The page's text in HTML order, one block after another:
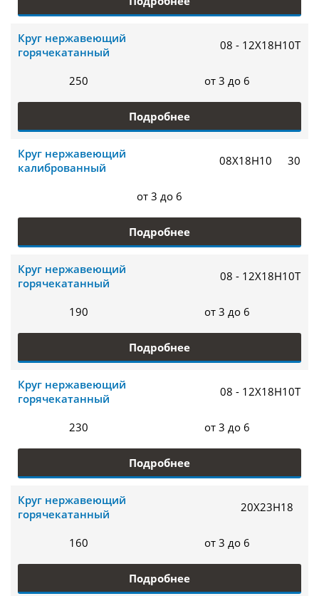
Круг нержавеющий
горячекатанный
08 - 12Х18Н10Т
250 от 3 до 6
Подробнее
Круг нержавеющий
калиброванный
08Х18Н10 30
от 3 до 6
Подробнее
Круг нержавеющий
горячекатанный
08 - 12Х18Н10Т
190 от 3 до 6
Подробнее
Круг нержавеющий
горячекатанный
08 - 12Х18Н10Т
230 от 3 до 6
Подробнее
Круг нержавеющий
горячекатанный
20Х23Н18
160 от 3 до 6
Подробнее